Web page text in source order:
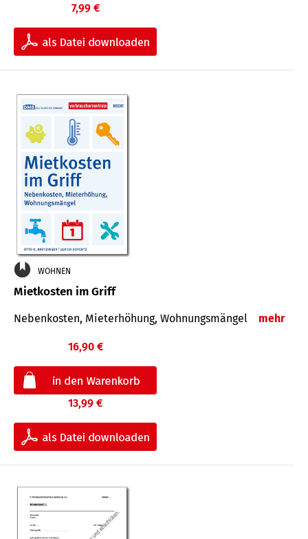
7,99 €
WOHNEN
Mietkosten im Griff
Nebenkosten, Mieterhöhung, Wohnungsmängel mehr
16,90 €
13,99 €